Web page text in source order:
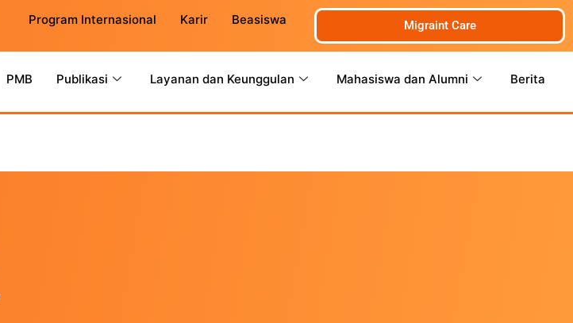
Program Internasional Karir Beasiswa Migraint Care
PMB Publikasi Layanan dan Keunggulan Mahasiswa dan Alumni Berita